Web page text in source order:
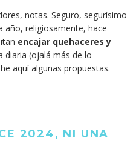
notas. Seguro, segurísimo
año, religiosamente, hace
encajar quehaceres y
diaria (ojalá más de lo
aquí algunas propuestas.
2024, NI UNA